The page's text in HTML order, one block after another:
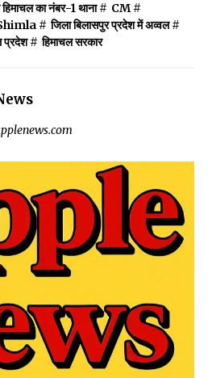
का नंबर-1 थाना# CM#
# जिला बिलासपुर प्रदेश में अव्वल#
प्रदेश# हिमाचल सरकार